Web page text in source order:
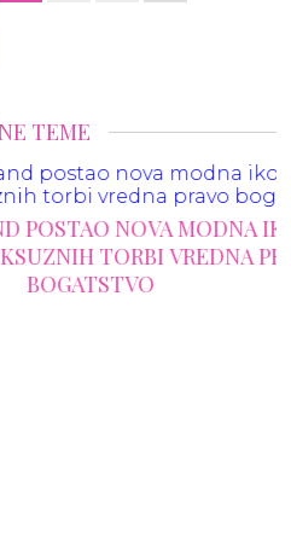
TEME
NOVA MODNA IKONA:
TORBI VREDNA PRAVO